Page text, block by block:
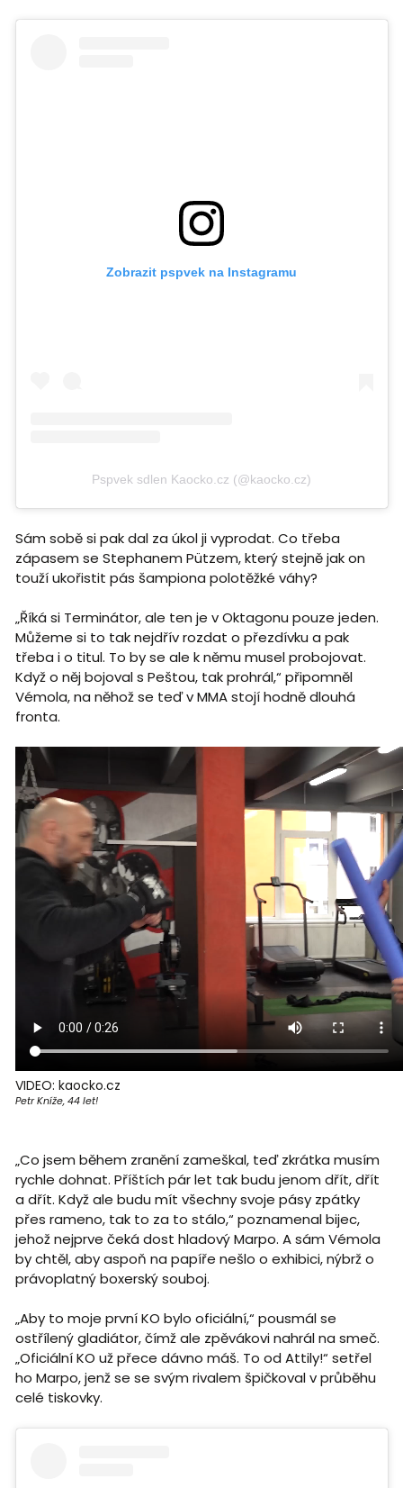
Zobrazit pspvek na Instagramu
Pspvek sdlen Kaocko.cz (@kaocko.cz)
Sám sobě si pak dal za úkol ji vyprodat. Co třeba
zápasem se Stephanem Pützem, který stejně jak on
touží ukořistit pás šampiona polotěžké váhy?
„Říká si Terminátor, ale ten je v Oktagonu pouze jeden.
Můžeme si to tak nejdřív rozdat o přezdívku a pak
třeba i o titul. To by se ale k němu musel probojovat.
Když o něj bojoval s Peštou, tak prohrál,“ připomněl
Vémola, na něhož se teď v MMA stojí hodně dlouhá
fronta.
VIDEO: kaocko.cz
Petr Kníže, 44 let!
„Co jsem během zranění zameškal, teď zkrátka musím
rychle dohnat. Příštích pár let tak budu jenom dřít, dřít
a dřít. Když ale budu mít všechny svoje pásy zpátky
přes rameno, tak to za to stálo,“ poznamenal bijec,
jehož nejprve čeká dost hladový Marpo. A sám Vémola
by chtěl, aby aspoň na papíře nešlo o exhibici, nýbrž o
právoplatný boxerský souboj.
„Aby to moje první KO bylo oficiální,“ pousmál se
ostřílený gladiátor, čímž ale zpěvákovi nahrál na smeč.
„Oficiální KO už přece dávno máš. To od Attily!“ setřel
ho Marpo, jenž se se svým rivalem špičkoval v průběhu
celé tiskovky.